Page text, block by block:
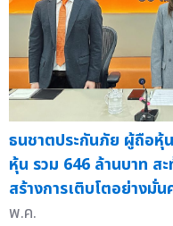
ธนชาตประกันภัย ผู้ถือหุ้
หุ้น รวม 646 ล้านบาท ส
สร้างการเติบโตอย่างมั่น
พ.ค.